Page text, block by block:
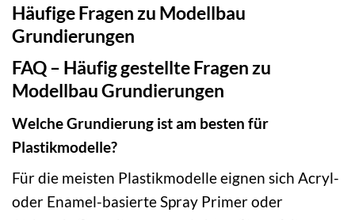
Häufige Fragen zu Modellbau
Grundierungen
FAQ – Häufig gestellte Fragen zu
Modellbau Grundierungen
Welche Grundierung ist am besten für
Plastikmodelle?
Für die meisten Plastikmodelle eignen sich Acryl-
oder Enamel-basierte Spray Primer oder